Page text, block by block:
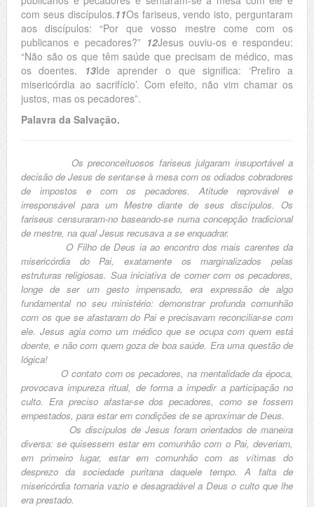
com seus discípulos.11Os fariseus, vendo isto, perguntaram
aos discípulos: “Por que vosso mestre come com os
publicanos e pecadores?” 12Jesus ouviu-os e respondeu:
“Não são os que têm saúde que precisam de médico, mas
os doentes.
13Ide aprender o que significa: ‘Prefiro a
misericórdia ao sacrifício’. Com efeito, não vim chamar os
justos, mas os pecadores”.
Palavra da Salvação.
Os preconceituosos fariseus julgaram insuportável a
decisão de Jesus de sentar-se à mesa com os odiados cobradores
de impostos e com os pecadores. Atitude reprovável e
irresponsável para um Mestre diante de seus discípulos. Os
fariseus censuraram-no baseando-se numa concepção tradicional
de mestre, na qual Jesus recusava a se enquadrar.
O Filho de Deus ia ao encontro dos mais carentes da
misericórdia do Pai, exatamente os marginalizados pelas
estruturas religiosas. Sua iniciativa de comer com os pecadores,
longe de ser um gesto impensado, era expressão de algo
fundamental no seu ministério: demonstrar profunda comunhão
com os que se afastaram do Pai e precisavam reconciliar-se com
ele. Jesus agia como um médico que se ocupa com quem está
doente, e não com quem goza de boa saúde. Era uma questão de
lógica!
O contato com os pecadores, na mentalidade da época,
provocava impureza ritual, de forma a impedir a participação no
culto. Era preciso afastar-se dos pecadores, como se fossem
empestados, para estar em condições de se aproximar de Deus.
Os discípulos de Jesus foram orientados de maneira
diversa: se quisessem estar em comunhão com o Pai, deveriam,
em primeiro lugar, estar em comunhão com as vítimas do
desprezo da sociedade puritana daquele tempo. A falta de
misericórdia tornaria vazio e desagradável a Deus o culto que lhe
era prestado.